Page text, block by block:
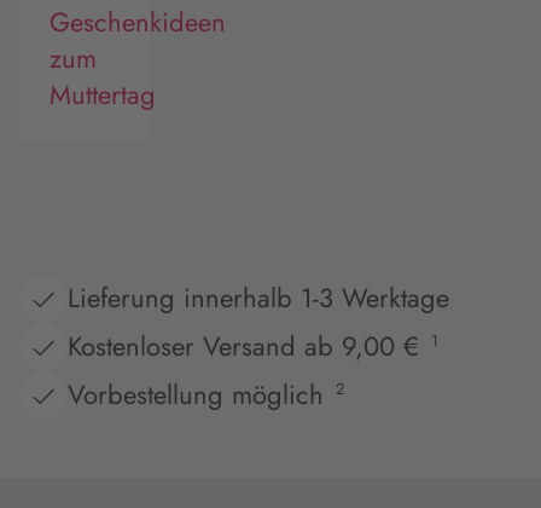
Geschenkideen
zum
Muttertag
Lieferung innerhalb 1-3 Werktage
Kostenloser Versand ab 9,00 €
1
Vorbestellung möglich 2